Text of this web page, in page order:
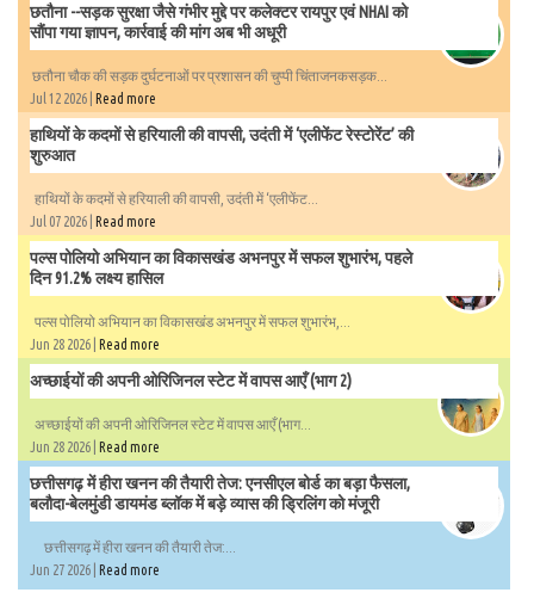
छतौना --सड़क सुरक्षा जैसे गंभीर मुद्दे पर कलेक्टर रायपुर एवं NHAI को
सौंपा गया ज्ञापन, कार्रवाई की मांग अब भी अधूरी
छतौना चौक की सड़क दुर्घटनाओं पर प्रशासन की चुप्पी चिंताजनकसड़क...
Jul 12 2026 | Read more
हाथियों के कदमों से हरियाली की वापसी, उदंती में ‘एलीफेंट रेस्टोरेंट’ की
शुरुआत
हाथियों के कदमों से हरियाली की वापसी, उदंती में ‘एलीफेंट...
Jul 07 2026 | Read more
पल्स पोलियो अभियान का विकासखंड अभनपुर में सफल शुभारंभ, पहले
दिन 91.2% लक्ष्य हासिल
पल्स पोलियो अभियान का विकासखंड अभनपुर में सफल शुभारंभ,...
Jun 28 2026 | Read more
अच्छाईयों की अपनी ओरिजिनल स्टेट में वापस आएँ (भाग 2)
अच्छाईयों की अपनी ओरिजिनल स्टेट में वापस आएँ (भाग...
Jun 28 2026 | Read more
छत्तीसगढ़ में हीरा खनन की तैयारी तेज: एनसीएल बोर्ड का बड़ा फैसला,
बलौदा-बेलमुंडी डायमंड ब्लॉक में बड़े व्यास की ड्रिलिंग को मंजूरी
छत्तीसगढ़ में हीरा खनन की तैयारी तेज:...
Jun 27 2026 | Read more